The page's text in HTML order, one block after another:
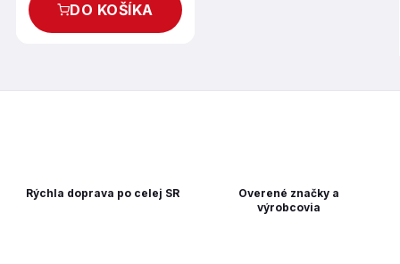
DO KOŠÍKA
Overené značky a
výrobcovia
Rýchla doprava po celej SR